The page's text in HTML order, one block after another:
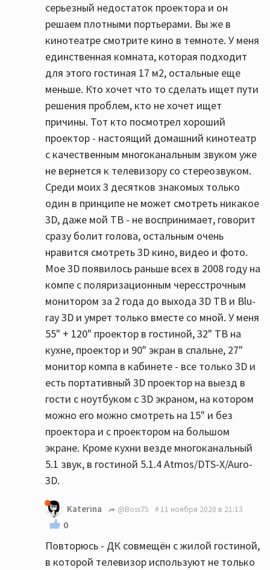
серьезный недостаток проектора и он
решаем плотными портьерами. Вы же в
кинотеатре смотрите кино в темноте. У меня
единственная комната, которая подходит
для этого гостиная 17 м2, остальные еще
меньше. Кто хочет что то сделать ищет пути
решения проблем, кто не хочет ищет
причины. Тот кто посмотрел хороший
проектор - настоящий домашний кинотеатр
с качественным многоканальным звуком уже
не вернется к телевизору со стереозвуком.
Среди моих 3 десятков знакомых только
один в принципе не может смотреть никакое
3D, даже мой ТВ - не воспринимает, говорит
сразу болит голова, остальным очень
нравится смотреть 3D кино, видео и фото.
Мое 3D появилось раньше всех в 2008 году на
компе с поляризационным чересстрочным
монитором за 2 года до выхода 3D ТВ и Blu-
ray 3D и умрет только вместе со мной. У меня
55" + 120" проектор в гостиной, 32" ТВ на
кухне, проектор и 90" экран в спальне, 27"
монитор компа в кабинете - все только 3D и
есть портативный 3D проектор на выезд в
гости с ноутбуком с 3D экраном, на котором
можно его можно смотреть на 15" и без
проектора и с проектором на большом
экране. Кроме кухни везде многоканальный
5.1 звук, в гостиной 5.1.4 Atmos/DTS-X/Auro-
3D.
Katerina @Boss75 11 ноября 2020 в 21:13
0
Повторюсь - ДК совмещён с жилой гостиной,
в которой телевизор используют не только